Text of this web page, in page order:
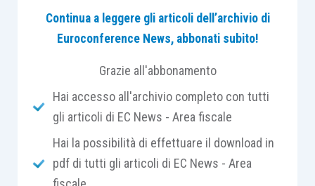
previsti, mentre èridotta al 50%per le spese,
sostenute dal1° gennaio 2018, relative agli
finestre comprensive di infissi;
schermature solari;
impianti di climatizzazione invernale
con impianti dotati di generatori di calore
Continua a leggere gli articoli dell’archivio di
Euroconference News, abbonati subito!
Grazie all'abbonamento
Hai accesso all'archivio completo con tutti
gli articoli di EC News - Area fiscale
Hai la possibilità di effettuare il download in
pdf di tutti gli articoli di EC News - Area